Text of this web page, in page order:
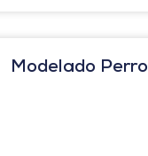
Modelado Perro